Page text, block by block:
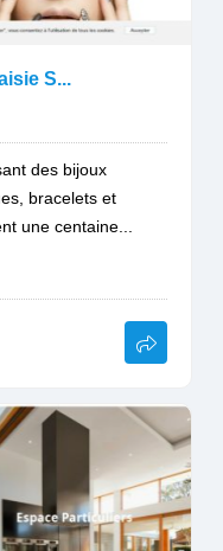
S...
des bijoux
bracelets et
une centaine...